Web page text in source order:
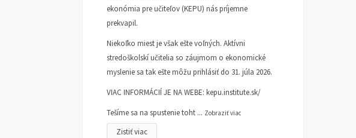
ekonómia pre učiteľov (KEPU) nás príjemne
prekvapil.
Niekoľko miest je však ešte voľných. Aktívni
stredoškolskí učitelia so záujmom o ekonomické
myslenie sa tak ešte môžu prihlásiť do 31. júla 2026.
VIAC INFORMÁCIÍ JE NA WEBE: kepu.institute.sk/
Tešíme sa na spustenie toht ... Zobraziť viac
Zistiť viac